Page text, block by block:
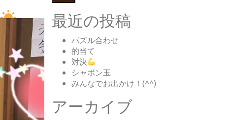
最近の投稿
パズル合わせ
的当て
対決
シャボン玉
みんなでお出かけ！(^^)
アーカイブ